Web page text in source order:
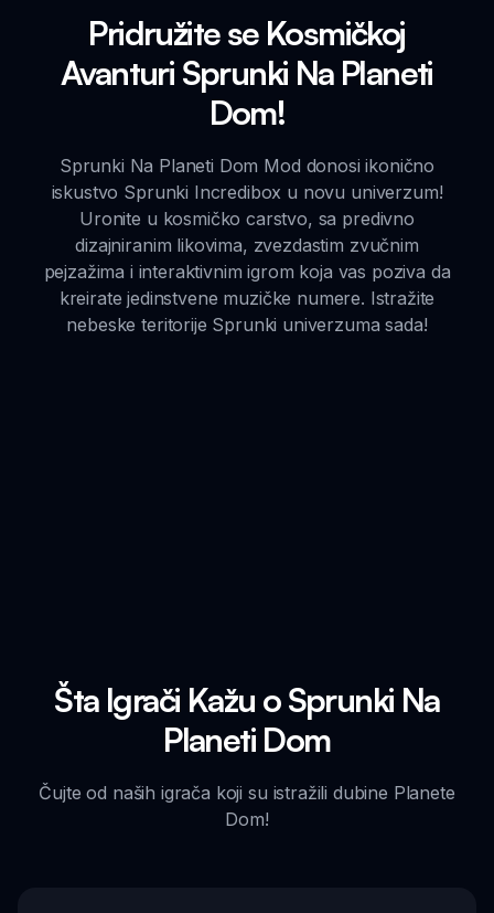
Pridružite se Kosmičkoj
Avanturi Sprunki Na Planeti
Dom!
Sprunki Na Planeti Dom Mod donosi ikonično
iskustvo Sprunki Incredibox u novu univerzum!
Uronite u kosmičko carstvo, sa predivno
dizajniranim likovima, zvezdastim zvučnim
pejzažima i interaktivnim igrom koja vas poziva da
kreirate jedinstvene muzičke numere. Istražite
nebeske teritorije Sprunki univerzuma sada!
Šta Igrači Kažu o Sprunki Na
Planeti Dom
Čujte od naših igrača koji su istražili dubine Planete
Dom!